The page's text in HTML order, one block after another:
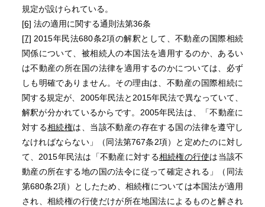
規定が設けられている。
[6] 法の適用に関する通則法第36条
[7] 2015年民法680条2項の解釈として、不動産の国際相続
関係について、被相続人の本国法を適用するのか、あるい
は不動産の所在国の法律を適用するのかについては、必ず
しも明確でありません。その理由は、不動産の国際相続に
関する規定が、2005年民法と2015年民法で異なっていて、
解釈が分かれているからです。2005年民法は、「不動産に
対する相続権は、当該不動産の存在する国の法律を遵守し
なければならない」（同法第767条2項）と定めたのに対し
て、2015年民法は「不動産に対する相続権の行使は当該不
動産の所在する地の国の法令に従って確定される」（同法
第680条2項）としたため、相続権については本国法が適用
され、相続権の行使だけが所在地国法によるものと解され